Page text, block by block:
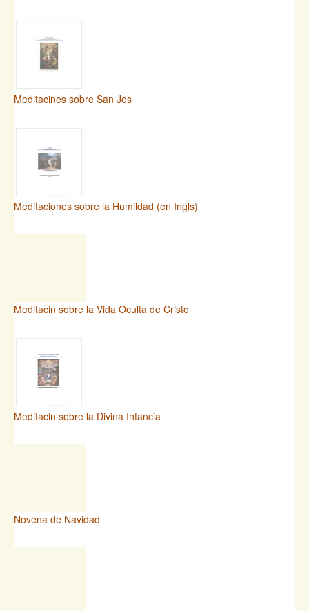
Meditacines sobre San Jos
Meditaciones sobre la Humildad (en Ingls)
Meditacin sobre la Vida Oculta de Cristo
Meditacin sobre la Divina Infancia
Novena de Navidad